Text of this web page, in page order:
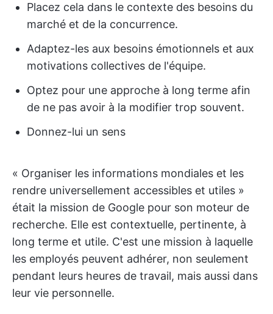
Placez cela dans le contexte des besoins du
marché et de la concurrence.
Adaptez-les aux besoins émotionnels et aux
motivations collectives de l'équipe.
Optez pour une approche à long terme afin
de ne pas avoir à la modifier trop souvent.
Donnez-lui un sens
« Organiser les informations mondiales et les
rendre universellement accessibles et utiles »
était la mission de Google pour son moteur de
recherche. Elle est contextuelle, pertinente, à
long terme et utile. C'est une mission à laquelle
les employés peuvent adhérer, non seulement
pendant leurs heures de travail, mais aussi dans
leur vie personnelle.